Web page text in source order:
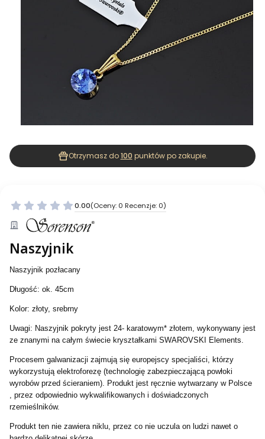
Otrzymasz do100 punktów po zakupie.
0.00(Oceny: 0 Recenzje: 0)
Naszyjnik
Naszyjnik pozłacany
Długość: ok. 45cm
Kolor: złoty, srebrny
Uwagi: Naszyjnik pokryty jest 24- karatowym* złotem, wykonywany jest
ze znanymi na całym świecie kryształkami SWAROVSKI Elements.
Procesem galwanizacji zajmują się europejscy specjaliści, którzy
wykorzystują elektroforezę (technologię zabezpieczającą powłoki
wyrobów przed ścieraniem). Produkt jest ręcznie wytwarzany w Polsce
, przez odpowiednio wykwalifikowanych i doświadczonych
rzemieślników.
Produkt ten nie zawiera niklu, przez co nie uczula on ludzi nawet o